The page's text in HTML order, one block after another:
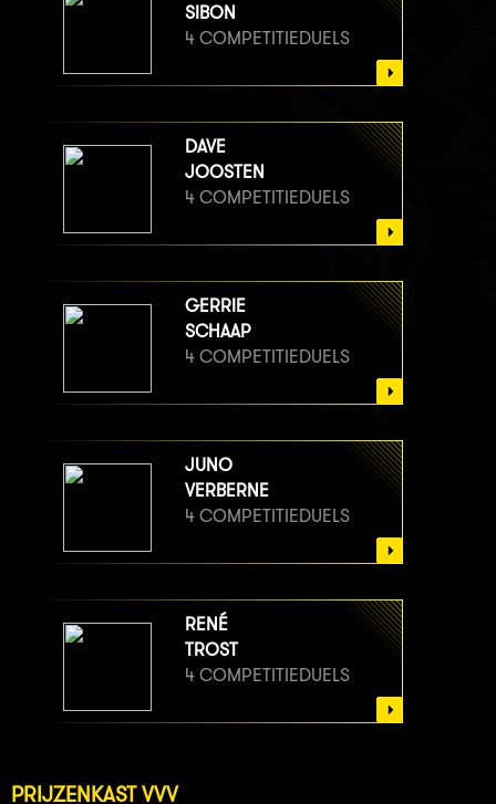
SIBON
4 COMPETITIEDUELS
DAVE
JOOSTEN
4 COMPETITIEDUELS
GERRIE
SCHAAP
4 COMPETITIEDUELS
JUNO
VERBERNE
4 COMPETITIEDUELS
RENÉ
TROST
4 COMPETITIEDUELS
PRIJZENKAST VVV